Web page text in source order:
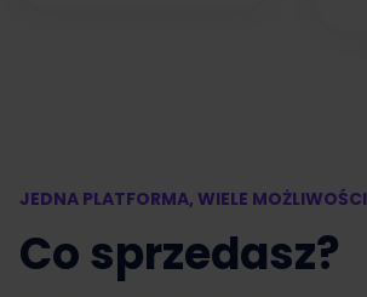
JEDNA PLATFORMA, WIELE MOŻLIWOŚCI
Co sprzedasz?